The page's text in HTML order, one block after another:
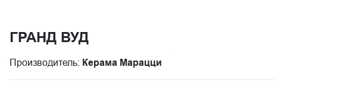
ГРАНД ВУД
Производитель: Керама Марацци